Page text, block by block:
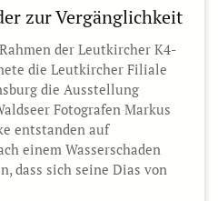
zur Vergänglichkeit
der Leutkircher K4-
die Leutkircher Filiale
die Ausstellung
Fotografen Markus
entstanden auf
einem Wasserschaden
dass sich seine Dias von